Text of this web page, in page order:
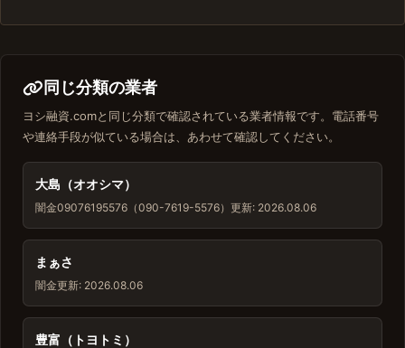
同じ分類の業者
ヨシ融資.comと同じ分類で確認されている業者情報です。電話番号
や連絡手段が似ている場合は、あわせて確認してください。
大島（オオシマ）
闇金09076195576（090-7619-5576） 更新: 2026.08.06
まぁさ
闇金更新: 2026.08.06
豊富（トヨトミ）